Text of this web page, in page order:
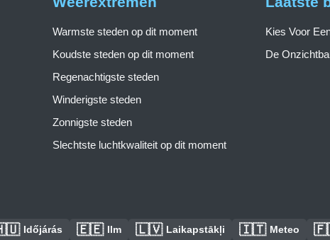
Warmste steden op dit moment
Koudste steden op dit moment
Regenachtigste steden
Winderigste steden
Zonnigste steden
Slechtste luchtkwaliteit op dit moment
Kies Voor
De
Időjárás 🇪🇪 Ilm 🇱🇻 Laikapstākļi 🇮🇹 Meteo